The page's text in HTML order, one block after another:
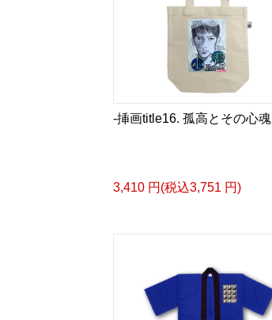
-挿画title16. 孤高とその心魂
3,410 円(税込3,751 円)